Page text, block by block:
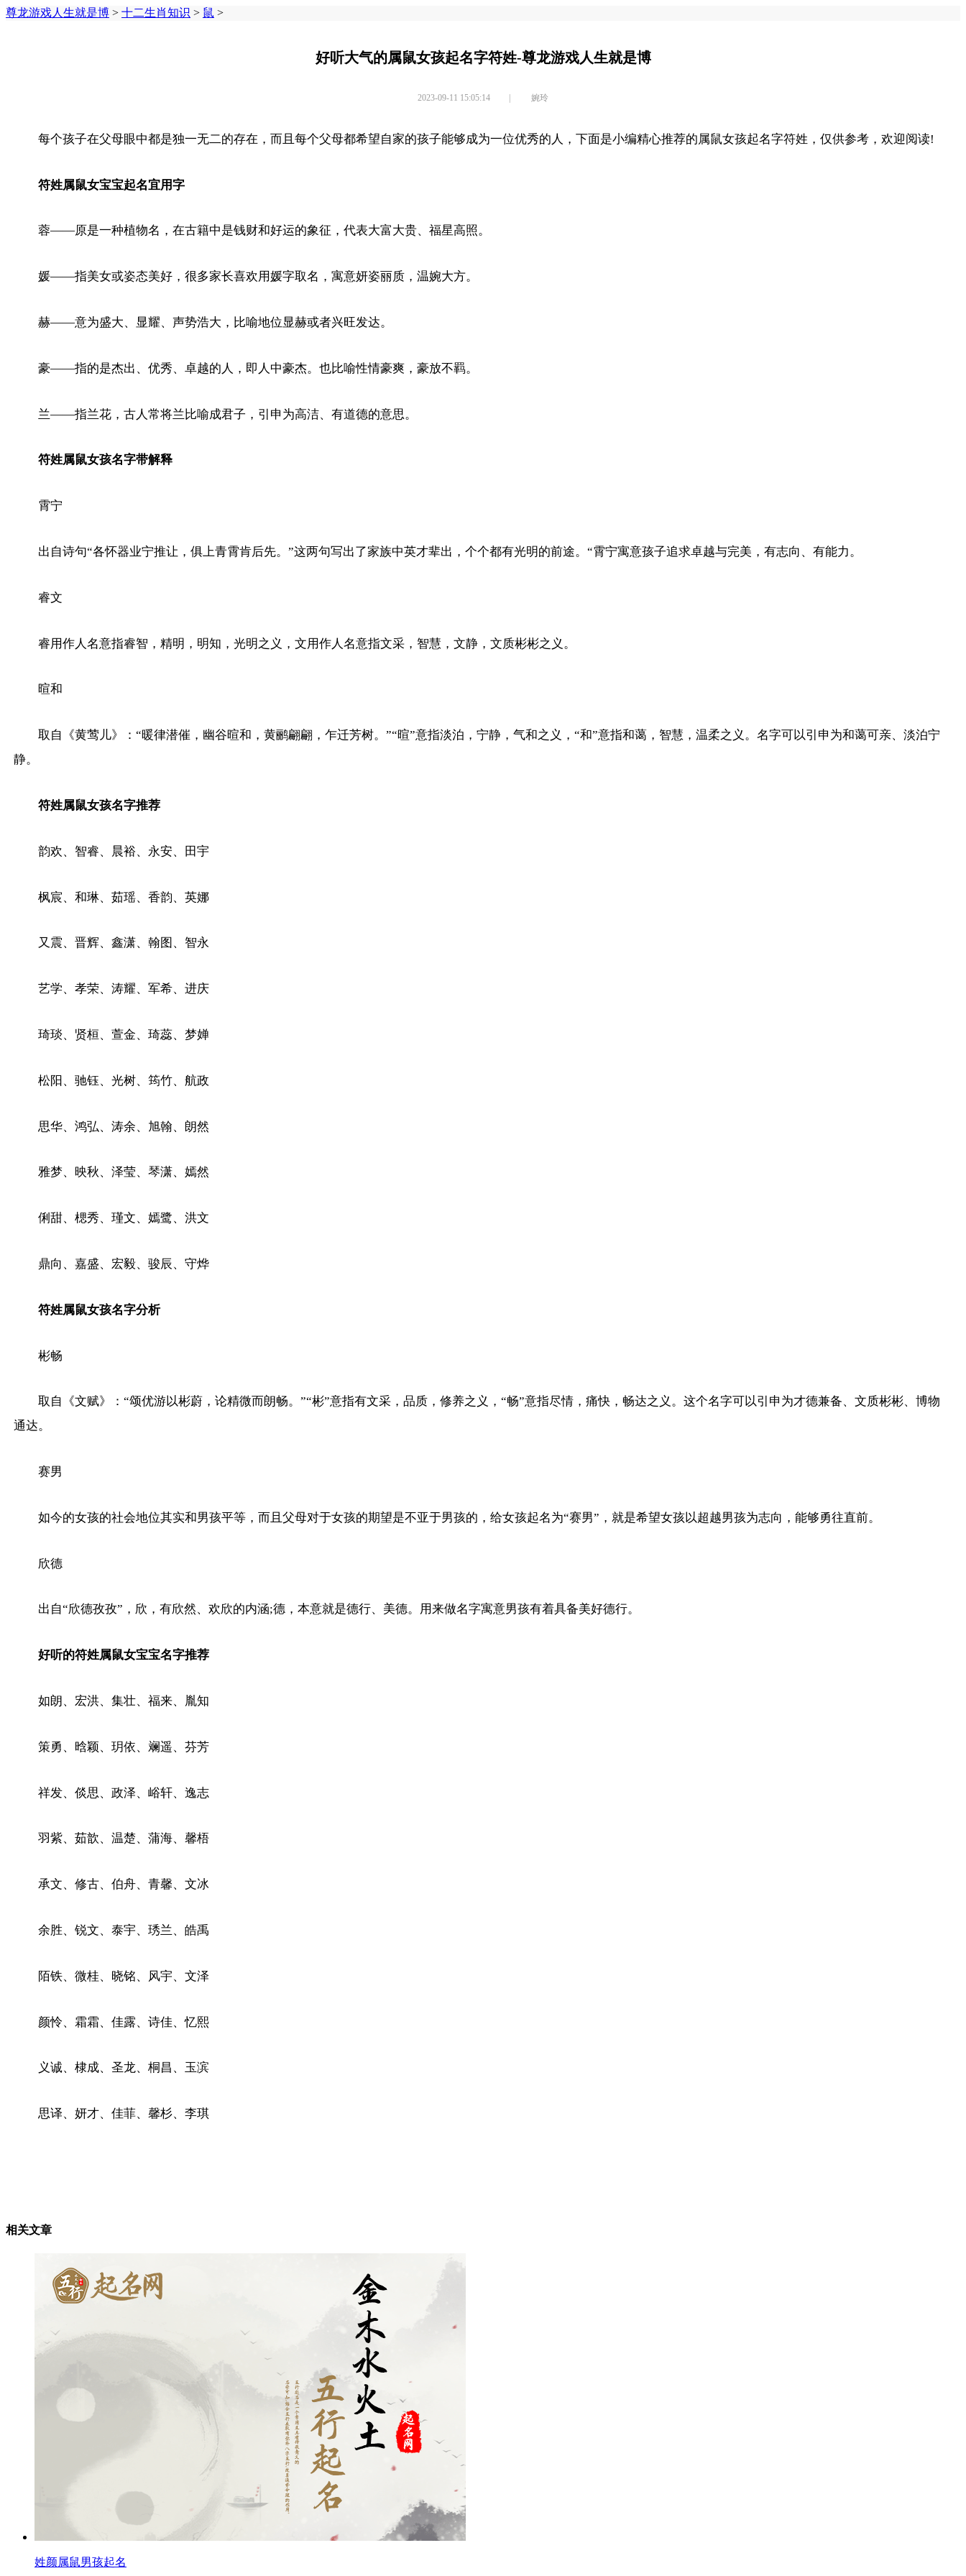
尊龙游戏人生就是博 > 十二生肖知识 > 鼠 >
好听大气的属鼠女孩起名字符姓-尊龙游戏人生就是博
2023-09-11 15:05:14 | 婉玲
每个孩子在父母眼中都是独一无二的存在，而且每个父母都希望自家的孩子能够成为一位优秀的人，下面是小编精心推荐的属鼠女孩起名字符姓，仅供参考，欢迎阅读!
符姓属鼠女宝宝起名宜用字
蓉——原是一种植物名，在古籍中是钱财和好运的象征，代表大富大贵、福星高照。
媛——指美女或姿态美好，很多家长喜欢用媛字取名，寓意妍姿丽质，温婉大方。
赫——意为盛大、显耀、声势浩大，比喻地位显赫或者兴旺发达。
豪——指的是杰出、优秀、卓越的人，即人中豪杰。也比喻性情豪爽，豪放不羁。
兰——指兰花，古人常将兰比喻成君子，引申为高洁、有道德的意思。
符姓属鼠女孩名字带解释
霄宁
出自诗句“各怀器业宁推让，俱上青霄肯后先。”这两句写出了家族中英才辈出，个个都有光明的前途。“霄宁寓意孩子追求卓越与完美，有志向、有能力。
睿文
睿用作人名意指睿智，精明，明知，光明之义，文用作人名意指文采，智慧，文静，文质彬彬之义。
暄和
取自《黄莺儿》：“暖律潜催，幽谷暄和，黄鹂翩翩，乍迁芳树。”“暄”意指淡泊，宁静，气和之义，“和”意指和蔼，智慧，温柔之义。名字可以引申为和蔼可亲、淡泊宁
静。
符姓属鼠女孩名字推荐
韵欢、智睿、晨裕、永安、田宇
枫宸、和琳、茹瑶、香韵、英娜
又震、晋辉、鑫潇、翰图、智永
艺学、孝荣、涛耀、军希、进庆
琦琰、贤桓、萱金、琦蕊、梦婵
松阳、驰钰、光树、筠竹、航政
思华、鸿弘、涛余、旭翰、朗然
雅梦、映秋、泽莹、琴潇、嫣然
俐甜、楒秀、瑾文、嫣鹭、洪文
鼎向、嘉盛、宏毅、骏辰、守烨
符姓属鼠女孩名字分析
彬畅
取自《文赋》：“颂优游以彬蔚，论精微而朗畅。”“彬”意指有文采，品质，修养之义，“畅”意指尽情，痛快，畅达之义。这个名字可以引申为才德兼备、文质彬彬、博物
通达。
赛男
如今的女孩的社会地位其实和男孩平等，而且父母对于女孩的期望是不亚于男孩的，给女孩起名为“赛男”，就是希望女孩以超越男孩为志向，能够勇往直前。
欣德
出自“欣德孜孜”，欣，有欣然、欢欣的内涵;德，本意就是德行、美德。用来做名字寓意男孩有着具备美好德行。
好听的符姓属鼠女宝宝名字推荐
如朗、宏洪、集壮、福来、胤知
策勇、晗颖、玥依、斓遥、芬芳
祥发、倓思、政泽、峪轩、逸志
羽紫、茹歆、温楚、蒲海、馨梧
承文、修古、伯舟、青馨、文冰
余胜、锐文、泰宇、琇兰、皓禹
陌铁、微桂、晓铭、风宇、文泽
颜怜、霜霜、佳露、诗佳、忆熙
义诚、棣成、圣龙、桐昌、玉滨
思译、妍才、佳菲、馨杉、李琪
相关文章
姓颜属鼠男孩起名